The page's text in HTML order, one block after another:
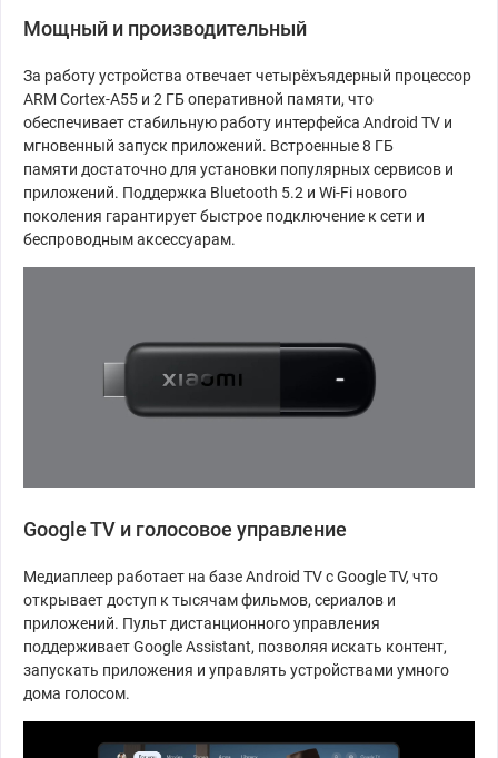
Мощный и производительный
За работу устройства отвечает четырёхъядерный процессор
ARM Cortex-A55 и 2 ГБ оперативной памяти, что
обеспечивает стабильную работу интерфейса Android TV и
мгновенный запуск приложений. Встроенные 8 ГБ
памяти достаточно для установки популярных сервисов и
приложений. Поддержка Bluetooth 5.2 и Wi-Fi нового
поколения гарантирует быстрое подключение к сети и
беспроводным аксессуарам.
Google TV и голосовое управление
Медиаплеер работает на базе Android TV с Google TV, что
открывает доступ к тысячам фильмов, сериалов и
приложений. Пульт дистанционного управления
поддерживает Google Assistant, позволяя искать контент,
запускать приложения и управлять устройствами умного
дома голосом.